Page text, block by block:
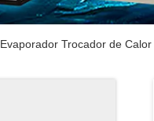
Evaporador Trocador de